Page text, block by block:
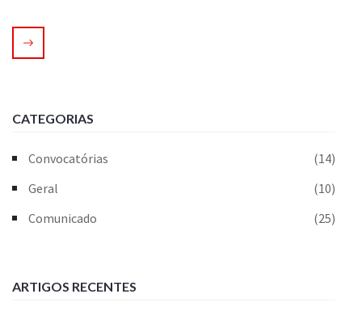
CATEGORIAS
Convocatórias
(14)
Geral
(10)
Comunicado
(25)
ARTIGOS RECENTES